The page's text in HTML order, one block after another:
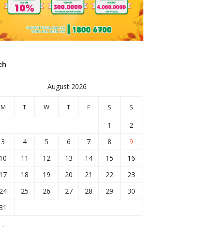
August 2026
M T W T F S S
1
2
3
4 5 6 7 8
9
10
11 12 13 14 15
16
17
18 19 20 21 22
23
24
25 26 27 28 29
30